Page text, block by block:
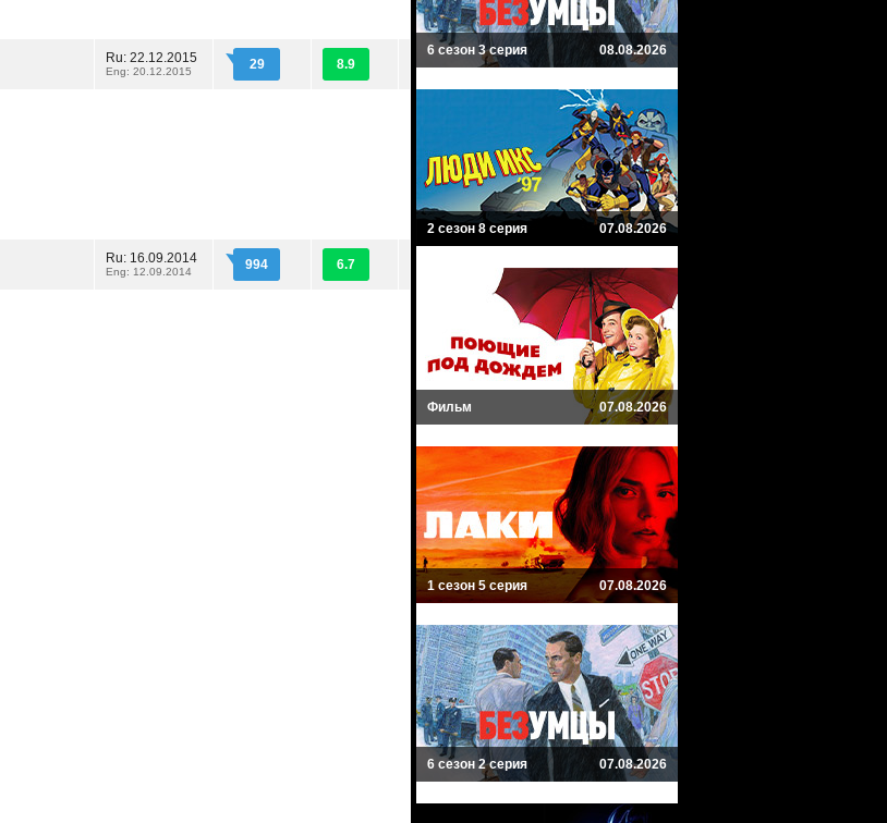
Ru: 22.12.2015
Eng: 20.12.2015 29 8.9
Ru: 16.09.2014
Eng: 12.09.2014 994 6.7
6 сезон 3 серия 08.08.2026
2 сезон 8 серия 07.08.2026
Фильм 07.08.2026
1 сезон 5 серия 07.08.2026
6 сезон 2 серия 07.08.2026